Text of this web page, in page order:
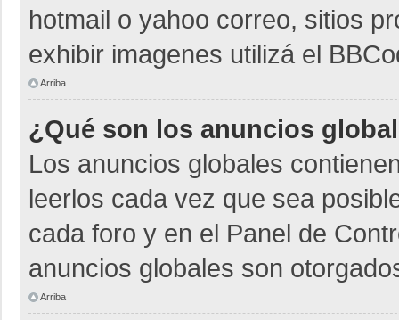
hotmail o yahoo correo, sitios
exhibir imagenes utilizá el
Arriba
¿Qué son los anuncios
Los anuncios globales
leerlos cada vez que sea
cada foro y en el Panel de
anuncios globales son
Arriba